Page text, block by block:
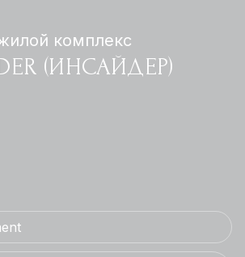
комплекс
(ИНСАЙДЕР)